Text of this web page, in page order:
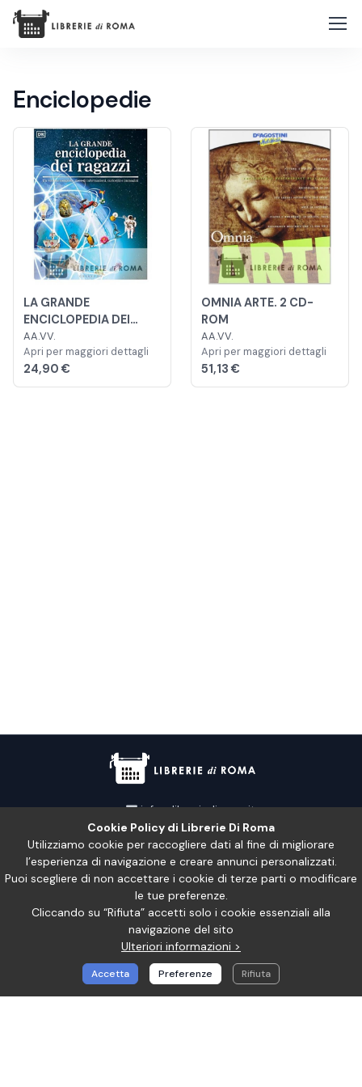
Enciclopedie
LA GRANDE
ENCICLOPEDIA DEI
RAGAZZI. UN VOLUME
COMPLETO, RICCO DI
INFORMAZIONI,
CURIOSITÀ E IMMAGINI
AA.VV.
Apri per maggiori dettagli
24,90 €
OMNIA ARTE. 2 CD-
ROM
AA.VV.
Apri per maggiori dettagli
51,13 €
info@libreriediroma.it
P.IVA: IT14532231009
INFORMAZIONI
LINK VELOCI
Cookie Policy di Librerie Di Roma
Utilizziamo cookie per raccogliere dati al fine di migliorare
l’esperienza di navigazione e creare annunci personalizzati.
Puoi scegliere di non accettare i cookie di terze parti o modificare
le tue preferenze.
Cliccando su “Rifiuta” accetti solo i cookie essenziali alla
navigazione del sito
Ulteriori informazioni >
Accetta Preferenze Rifiuta